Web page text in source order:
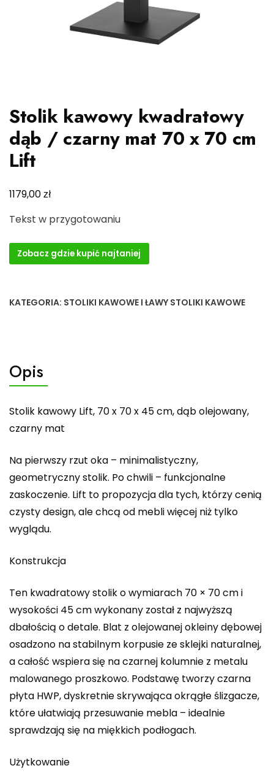
Stolik kawowy kwadratowy
dąb / czarny mat 70 x 70 cm
Lift
1179,00zł
Tekst w przygotowaniu
Zobacz gdzie kupić najtaniej
KATEGORIA: STOLIKI KAWOWE I ŁAWY STOLIKI KAWOWE
Opis
Stolik kawowy Lift, 70 x 70 x 45 cm, dąb olejowany,
czarny mat
Na pierwszy rzut oka – minimalistyczny,
geometryczny stolik. Po chwili – funkcjonalne
zaskoczenie. Lift to propozycja dla tych, którzy cenią
czysty design, ale chcą od mebli więcej niż tylko
wyglądu.
Konstrukcja
Ten kwadratowy stolik o wymiarach 70 × 70 cm i
wysokości 45 cm wykonany został z najwyższą
dbałością o detale. Blat z olejowanej okleiny dębowej
osadzono na stabilnym korpusie ze sklejki naturalnej,
a całość wspiera się na czarnej kolumnie z metalu
malowanego proszkowo. Podstawę tworzy czarna
płyta HWP, dyskretnie skrywająca okrągłe ślizgacze,
które ułatwiają przesuwanie mebla – idealnie
sprawdzają się na miękkich podłogach.
Użytkowanie